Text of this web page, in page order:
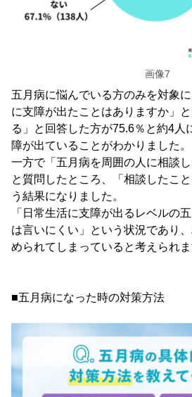
画像7
五月病に悩んでいる方のみを対象
に支障が出たことはありますか」
る」と回答した方が75.6％と約4人
障が出ていることがわかりました。
一方で「五月病を周囲の人に相談
と質問したところ、「相談したこ
う結果になりました。
「日常生活に支障が出るレベルの
は言いにくい」という状況であり
められてしまっていると考えられま
■五月病になった時の対策方法